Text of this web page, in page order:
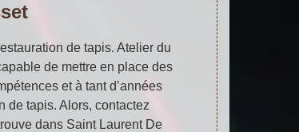
de tapis. Atelier du
de mettre en place des
et à tant d’années
de tapis. Alors, contactez
dans Saint Laurent De